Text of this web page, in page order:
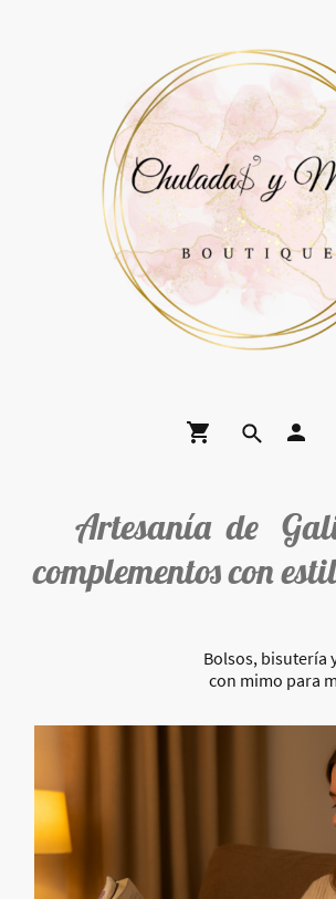
Artesanía de
complementos con
Bolsos, bisutería
con mimo para